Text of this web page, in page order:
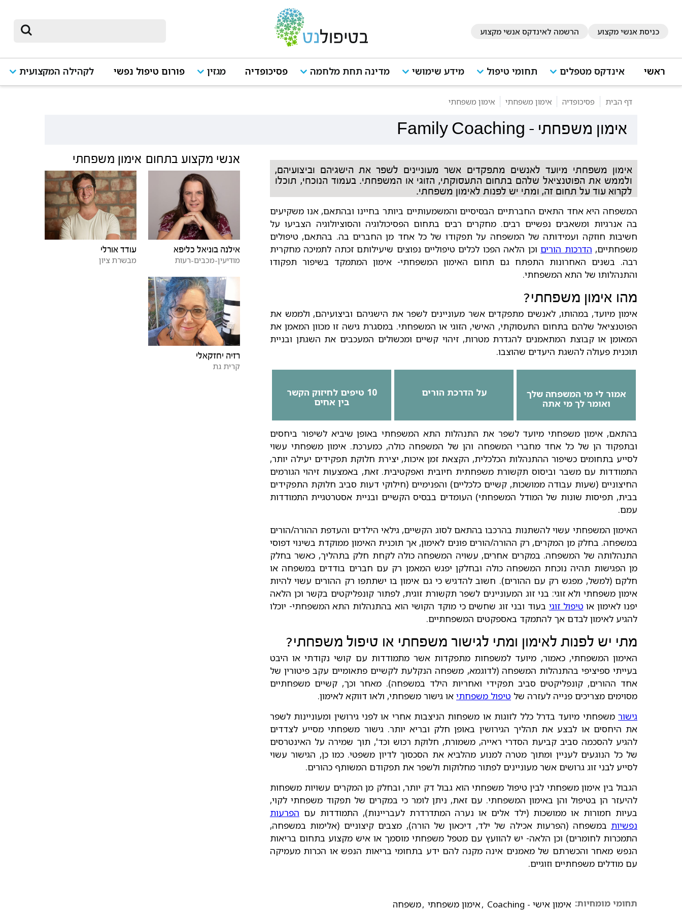
כניסת אנשי מקצוע הרשמה לאינדקס אנשי מקצוע
ראשי אינדקס מטפלים תחומי טיפול מידע שימושי מדינה תחת מלחמה פסיכופדיה מגזין פורום טיפול נפשי לקהילה המקצועית
דף הבית פסיכופדיה אימון משפחתי אימון משפחתי
Family Coaching - אימון משפחתי
אימון משפחתי מיועד לאנשים מתפקדים אשר מעוניינים לשפר את הישגיהם וביצועיהם,
ולממש את הפוטנציאל שלהם בתחום התעסוקתי, הזוגי או המשפחתי. בעמוד הנוכחי, תוכלו
לקרוא עוד על תחום זה, ומתי יש לפנות לאימון משפחתי.
המשפחה היא אחד התאים החברתיים הבסיסיים והמשמעותיים ביותר בחיינו ובהתאם, אנו משקיעים
בה אנרגיות ומשאבים נפשיים רבים. מחקרים רבים בתחום הפסיכולוגיה והסוציולוגיה הצביעו על
חשיבות חוזקה ועמידותה של המשפחה על תפקודו של כל אחד מן החברים בה. בהתאם, טיפולים
משפחתיים, הדרכות הורים וכן הלאה הפכו לכלים טיפוליים נפוצים שיעילותם זכתה לתמיכה מחקרית
רבה. בשנים האחרונות התפתח גם תחום האימון המשפחתי- אימון המתמקד בשיפור תפקודו
והתנהלותו של התא המשפחתי.
מהו אימון משפחתי?
אימון מיועד, במהותו, לאנשים מתפקדים אשר מעוניינים לשפר את הישגיהם וביצועיהם, ולממש את
הפוטנציאל שלהם בתחום התעסוקתי, האישי, הזוגי או המשפחתי. במסגרת גישה זו מכוון המאמן את
המאומן או קבוצת המתאמנים להגדרת מטרות, זיהוי קשיים ומכשולים המעכבים את השגתן ובניית
תוכנית פעולה להשגת היעדים שהוצבו.
אמור לי מי המשפחה שלך
ואומר לך מי אתה
על הדרכת הורים 10 טיפים לחיזוק הקשר
בין אחים
בהתאם, אימון משפחתי מיועד לשפר את התנהלות התא המשפחתי באופן שיביא לשיפור ביחסים
ובתפקוד הן של כל אחד מחברי המשפחה והן של המשפחה כולה, כמערכת. אימון משפחתי עשוי
לסייע בתחומים כשיפור ההתנהלות הכלכלית, הקצאת זמן איכות, יצירת חלוקת תפקידים יעילה יותר,
התמודדות עם משבר וביסוס תקשורת משפחתית חיובית ואפקטיבית. זאת, באמצעות זיהוי הגורמים
החיצוניים (שעות עבודה ממושכות, קשיים כלכליים) והפנימיים (חילוקי דעות סביב חלוקת התפקידים
בבית, תפיסות שונות של המודל המשפחתי) העומדים בבסיס הקשיים ובניית אסטרטגיית התמודדות
עמם.
האימון המשפחתי עשוי להשתנות בהרכבו בהתאם לסוג הקשיים, גילאי הילדים והעדפת ההורה/הורים
במשפחה. בחלק מן המקרים, רק ההורה/הורים פונים לאימון, אך תוכנית האימון ממוקדת בשינוי דפוסי
התנהלותה של המשפחה. במקרים אחרים, עשויה המשפחה כולה לקחת חלק בתהליך, כאשר בחלק
מן הפגישות תהיה נוכחת המשפחה כולה ובחלקן יפגש המאמן רק עם חברים בודדים במשפחה או
חלקם (למשל, מפגש רק עם ההורים). חשוב להדגיש כי גם אימון בו ישתתפו רק ההורים עשוי להיות
אימון משפחתי ולא זוגי: בני זוג המעוניינים לשפר תקשורת זוגית, לפתור קונפליקטים בקשר וכן הלאה
יפנו לאימון או טיפול זוגי בעוד ובני זוג שחשים כי מוקד הקושי הוא בהתנהלות התא המשפחתי- יוכלו
להגיע לאימון לבדם אך להתמקד באספקטים המשפחתיים.
מתי יש לפנות לאימון ומתי לגישור משפחתי או טיפול משפחתי?
האימון המשפחתי, כאמור, מיועד למשפחות מתפקדות אשר מתמודדות עם קושי נקודתי או היבט
בעייתי ספיציפי בהתנהלות המשפחה (לדוגמא, משפחה הנקלעת לקשיים פתאומיים עקב פיטורין של
אחד ההורים, קונפליקטים סביב תפקידי ואחריות הילד במשפחה). מאחר וכך, קשיים משפחתיים
מסוימים מצריכים פנייה לעזרה של טיפול משפחתי או גישור משפחתי, ולאו דווקא לאימון.
גישור משפחתי מיועד בדרל כלל לזוגות או משפחות הניצבות אחרי או לפני גירושין ומעוניינות לשפר
את היחסים או לבצע את תהליך הגירושין באופן חלק ובריא יותר. גישור משפחתי מסייע לצדדים
להגיע להסכמה סביב קביעת הסדרי ראייה, משמורת, חלוקת רכוש וכד', תוך שמירה על האינטרסים
של כל הנוגעים לעניין ומתוך מטרה למנוע מהלביא את הסכסוך לדיון משפטי. כמו כן, הגישור עשוי
לסייע לבני זוג גרושים אשר מעוניינים לפתור מחלוקות ולשפר את תפקודם המשותף כהורים.
הגבול בין אימון משפחתי לבין טיפול משפחתי הוא גבול דק יותר, ובחלק מן המקרים עשויות משפחות
להיעזר הן בטיפול והן באימון המשפחתי. עם זאת, ניתן לומר כי במקרים של תפקוד משפחתי לקוי,
בעיות חמורות או ממושכות (ילד אלים או נערה המתדרדרת לעבריינות), התמודדות עם הפרעות
נפשיות במשפחה (הפרעות אכילה של ילד, דיכאון של הורה), מצבים קיצוניים (אלימות במשפחה,
התמכרות לחומרים) וכן הלאה- יש להוועץ עם מטפל משפחתי מוסמך או איש מקצוע בתחום בריאות
הנפש מאחר והכשרתם של מאמנים אינה מקנה להם ידע בתחומי בריאות הנפש או הכרות מעמיקה
עם מודלים משפחתיים וזוגיים.
תחומי מומחיות: אימון אישי - Coaching ,אימון משפחתי ,משפחה
אנשי מקצוע בתחום אימון משפחתי
אילנה בוניאל כליפא
מודיעין-מכבים-רעות
עודד אורלי
מבשרת ציון
רזיה יחזקאלי
קרית גת